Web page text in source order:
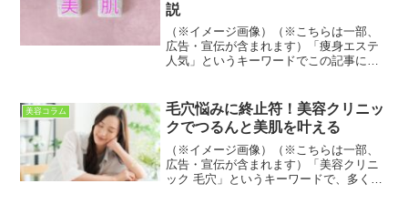
説
（※イメージ画像）（※こちらは一部、
広告・宣伝が含まれます）「痩身エステ
人気」というキーワードでこの記事にた
ではないでしょうか。運動や食事制限だ
けではなかなか落ちにく...
美容コラム
毛穴悩みに終止符！美容クリニッ
クでつるんと美肌を叶える
（※イメージ画像）（※こちらは一部、
広告・宣伝が含まれます）「美容クリニ
ック 毛穴」というキーワードで、多くの